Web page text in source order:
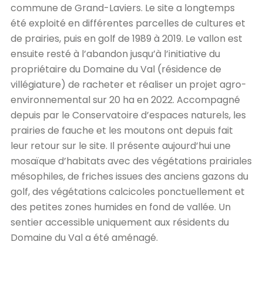
commune de Grand-Laviers. Le site a longtemps
été exploité en différentes parcelles de cultures et
de prairies, puis en golf de 1989 à 2019. Le vallon est
ensuite resté à l’abandon jusqu’à l’initiative du
propriétaire du Domaine du Val (résidence de
villégiature) de racheter et réaliser un projet agro-
environnemental sur 20 ha en 2022. Accompagné
depuis par le Conservatoire d’espaces naturels, les
prairies de fauche et les moutons ont depuis fait
leur retour sur le site. Il présente aujourd’hui une
mosaïque d’habitats avec des végétations prairiales
mésophiles, de friches issues des anciens gazons du
golf, des végétations calcicoles ponctuellement et
des petites zones humides en fond de vallée. Un
sentier accessible uniquement aux résidents du
Domaine du Val a été aménagé.